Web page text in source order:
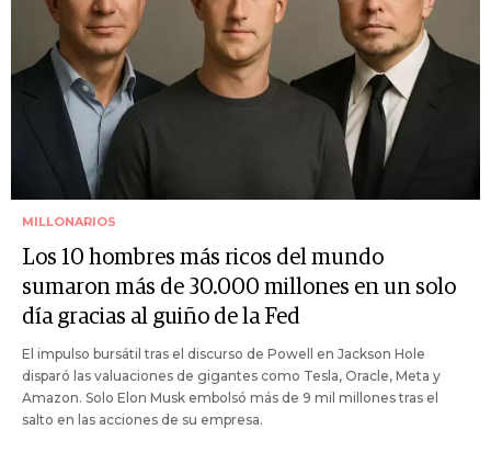
MILLONARIOS
Los 10 hombres más ricos del mundo
sumaron más de 30.000 millones en un solo
día gracias al guiño de la Fed
El impulso bursátil tras el discurso de Powell en Jackson Hole
disparó las valuaciones de gigantes como Tesla, Oracle, Meta y
Amazon. Solo Elon Musk embolsó más de 9 mil millones tras el
salto en las acciones de su empresa.